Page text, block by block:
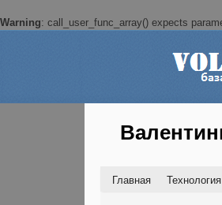
Warning: call_user_func_array() expects
Главная Технология